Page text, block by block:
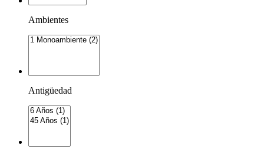
Ambientes
Antigüedad